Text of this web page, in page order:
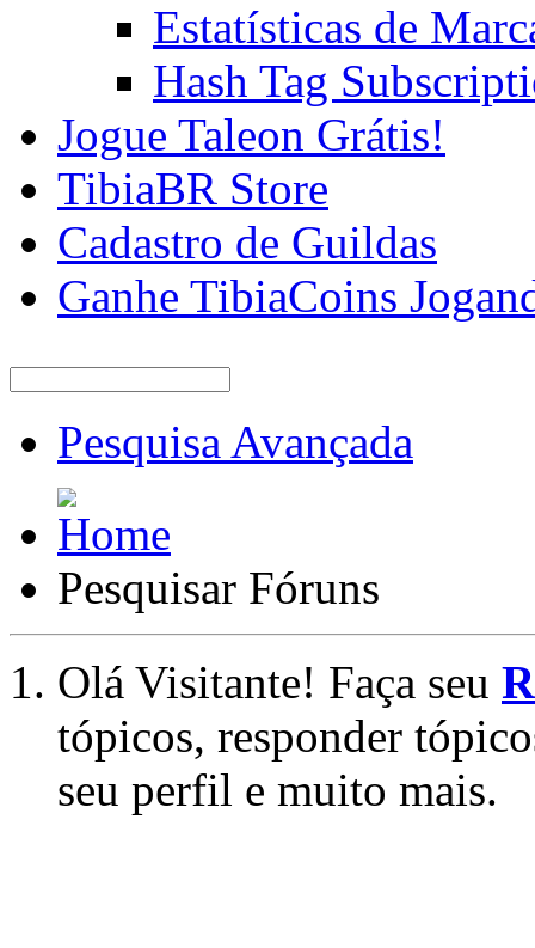
Estatísticas de
Hash Tag
Jogue Taleon Grátis!
TibiaBR Store
Cadastro de Guildas
Ganhe TibiaCoins
Pesquisa Avançada
Pesquisar Fóruns
Olá Visitante! Faça seu
tópicos, responder
seu perfil e muito mais.